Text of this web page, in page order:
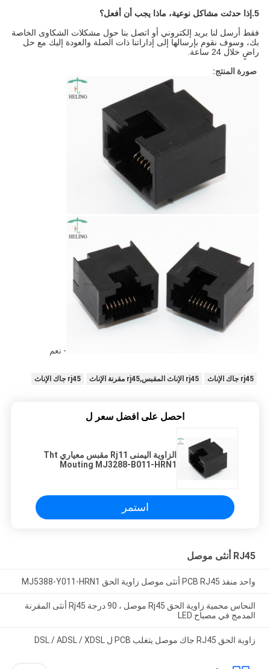
5. إذا حدثت مشاكل نوعية، ماذا يجب أن أفعل؟
فقط أرسل لنا بريد إلكتروني أو اتصل بنا حول مشكلات الشكاوى الخاصة
بك، وسوف نقوم بإرسالها إلى إداراتنا ذات الصلة والعودة إليك مع حل
راضٍ خلال 24 ساعة.
صورة المنتج:
- نعم
rj45 جاك الإناث rj45 الإناث المقبس,rj45 مقرنة الإناث rj45 جاك الإناث
احصل على افضل سعر ل
الزاوية اليمنى Rj11 مقبس معياري Tht
Mouting MJ3288-B011-HRN1
استمر
RJ45 أنثى موصل
واحد منفذ PCB RJ45 أنثى موصل زاوية الحق MJ5388-Y011-HRN1
النحاس محمية زاوية الحق Rj45 موصل ، 90 درجة Rj45 أنثى المقرنة
المدمج في مصباح LED
زاوية الحق RJ45 جاك موصل يتغلب PCB ل DSL / ADSL / XDSL